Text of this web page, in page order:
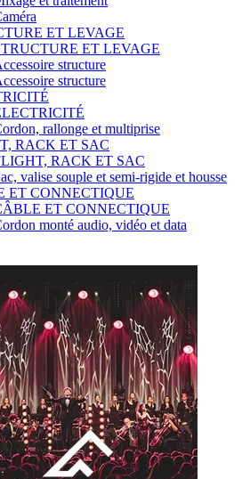
ET LEVAGE
ET LEVAGE
structure
structure
rallonge et multiprise
RACK ET SAC
RACK ET SAC
valise souple et semi-rigide et housse
ET CONNECTIQUE
ET CONNECTIQUE
monté audio, vidéo et data